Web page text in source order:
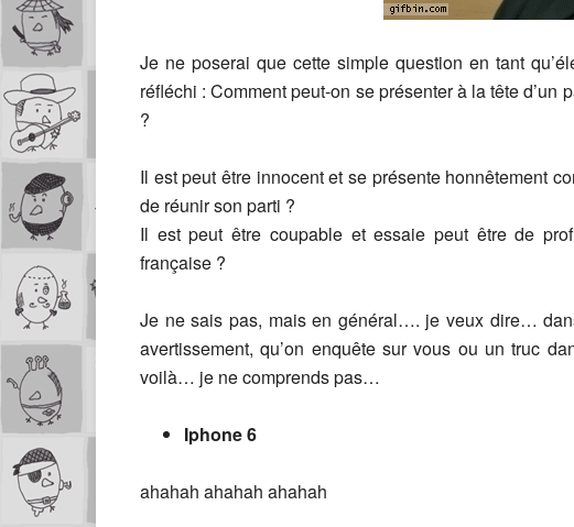
Je ne poserai que cette simple question en tant
réfléchi : Comment peut-on se présenter à la tête
?
Il est peut être innocent et se présente honnêtement
de réunir son parti ?
Il est peut être coupable et essaie peut être de
française ?
Je ne sais pas, mais en général…. je veux dire…
avertissement, qu’on enquête sur vous ou un truc
voilà… je ne comprends pas…
Iphone 6
ahahah ahahah ahahah